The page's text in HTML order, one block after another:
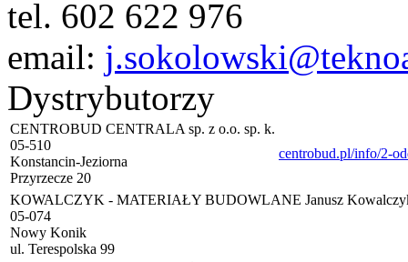
tel. 602 622 976
email:
Dystrybutorzy
CENTROBUD CENTRALA sp. z o.o. sp. k.
05-510
Konstancin-Jeziorna
Przyrzecze 20
centrobud.pl/info/2-
KOWALCZYK - MATERIAŁY BUDOWLANE Janusz
05-074
Nowy Konik
ul. Terespolska 99